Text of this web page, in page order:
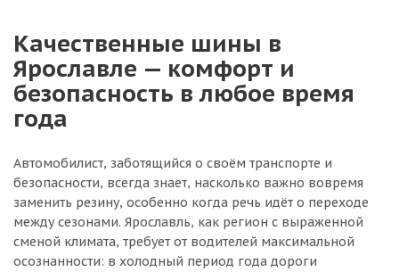
Качественные шины в
Ярославле — комфорт и
безопасность в любое время
года
Автомобилист, заботящийся о своём транспорте и
безопасности, всегда знает, насколько важно вовремя
заменить резину, особенно когда речь идёт о переходе
между сезонами. Ярославль, как регион с выраженной
сменой климата, требует от водителей максимальной
осознанности: в холодный период года дороги